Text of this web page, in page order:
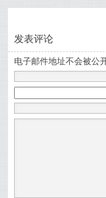
发表评论
电子邮件地址不会被公